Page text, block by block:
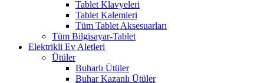
Tablet Klavyeleri
Tablet Kalemleri
Tüm Tablet Aksesuarları
Tüm Bilgisayar-Tablet
Elektrikli Ev Aletleri
Ütüler
Buharlı Ütüler
Buhar Kazanlı Ütüler